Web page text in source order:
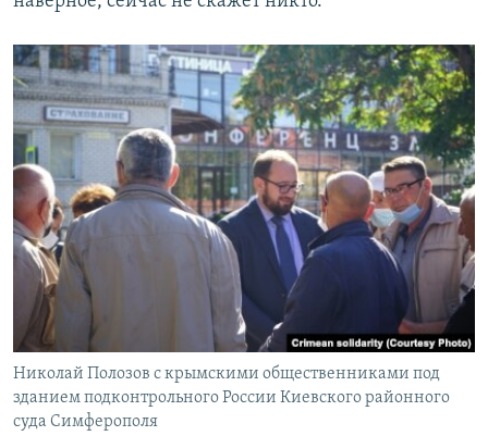
Николай Полозов с крымскими общественниками под
зданием подконтрольного России Киевского районного
суда Симферополя